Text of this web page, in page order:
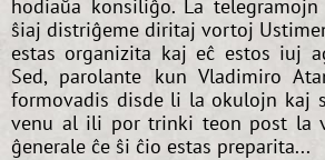
hodiaŭa konsiliĝo. La
ŝiaj distriĝeme diritaj vortoj
estas organizita kaj eĉ estos iuj
Sed, parolante kun Vladimiro
formovadis disde li la okulojn kaj
venu al ili por trinki teon post la
ĝenerale ĉe ŝi ĉio estas preparita...